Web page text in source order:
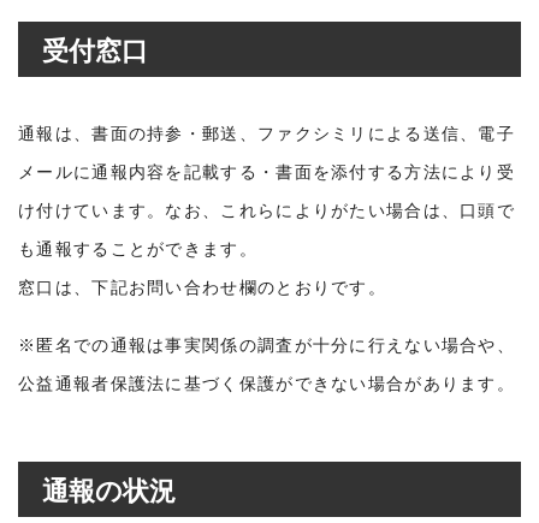
受付窓口
通報は、書面の持参・郵送、ファクシミリによる送信、電子
メールに通報内容を記載する・書面を添付する方法により受
け付けています。なお、これらによりがたい場合は、口頭で
も通報することができます。
窓口は、下記お問い合わせ欄のとおりです。
※匿名での通報は事実関係の調査が十分に行えない場合や、
公益通報者保護法に基づく保護ができない場合があります。
通報の状況